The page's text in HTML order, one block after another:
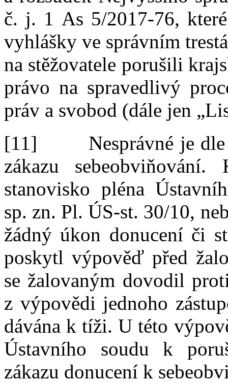
č. j. 1 As 5/2017‑76,
vyhlášky ve správním
na stěžovatele porušili
právo na spravedlivý
práv a svobod (dále jen
[11]
Nesprávné je
zákazu
stanovisko pléna
sp. zn. Pl. ÚS‑st. 30/10,
žádný úkon donucení či
poskytl výpověď před
se žalovaným dovodil
z výpovědi jednoho
dávána k tíži. U této
Ústavního soudu k
zákazu donucení k